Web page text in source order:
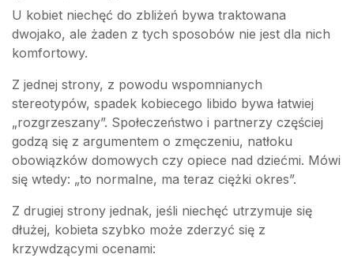
U kobiet niechęć do zbliżeń bywa traktowana
dwojako, ale żaden z tych sposobów nie jest dla nich
komfortowy.
Z jednej strony, z powodu wspomnianych
stereotypów, spadek kobiecego libido bywa łatwiej
„rozgrzeszany”. Społeczeństwo i partnerzy częściej
godzą się z argumentem o zmęczeniu, natłoku
obowiązków domowych czy opiece nad dziećmi. Mówi
się wtedy: „to normalne, ma teraz ciężki okres”.
Z drugiej strony jednak, jeśli niechęć utrzymuje się
dłużej, kobieta szybko może zderzyć się z
krzywdzącymi ocenami: